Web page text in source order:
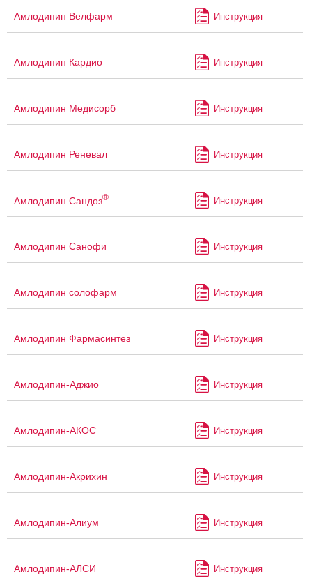
Амлодипин Велфарм Инструкция
Амлодипин Кардио Инструкция
Амлодипин Медисорб Инструкция
Амлодипин Реневал Инструкция
Амлодипин Сандоз® Инструкция
Амлодипин Санофи Инструкция
Амлодипин солофарм Инструкция
Амлодипин Фармасинтез Инструкция
Амлодипин-Аджио Инструкция
Амлодипин-АКОС Инструкция
Амлодипин-Акрихин Инструкция
Амлодипин-Алиум Инструкция
Амлодипин-АЛСИ Инструкция